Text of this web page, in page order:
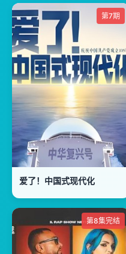
第7期
爱了！中国式现代化
第8集完结